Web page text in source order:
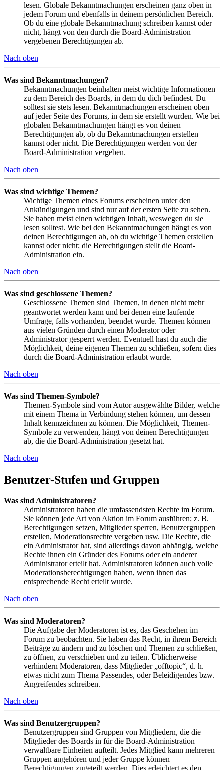
lesen. Globale Bekanntmachungen erscheinen ganz oben in
jedem Forum und ebenfalls in deinem persönlichen Bereich.
Ob du eine globale Bekanntmachung schreiben kannst oder
nicht, hängt von den durch die Board-Administration
vergebenen Berechtigungen ab.
Nach oben
Was sind Bekanntmachungen?
Bekanntmachungen beinhalten meist wichtige Informationen
zu dem Bereich des Boards, in dem du dich befindest. Du
solltest sie stets lesen. Bekanntmachungen erscheinen oben
auf jeder Seite des Forums, in dem sie erstellt wurden. Wie bei
globalen Bekanntmachungen hängt es von deinen
Berechtigungen ab, ob du Bekanntmachungen erstellen
kannst oder nicht. Die Berechtigungen werden von der
Board-Administration vergeben.
Nach oben
Was sind wichtige Themen?
Wichtige Themen eines Forums erscheinen unter den
Ankündigungen und sind nur auf der ersten Seite zu sehen.
Sie haben meist einen wichtigen Inhalt, weswegen du sie
lesen solltest. Wie bei den Bekanntmachungen hängt es von
deinen Berechtigungen ab, ob du wichtige Themen erstellen
kannst oder nicht; die Berechtigungen stellt die Board-
Administration ein.
Nach oben
Was sind geschlossene Themen?
Geschlossene Themen sind Themen, in denen nicht mehr
geantwortet werden kann und bei denen eine laufende
Umfrage, falls vorhanden, beendet wurde. Themen können
aus vielen Gründen durch einen Moderator oder
Administrator gesperrt werden. Eventuell hast du auch die
Möglichkeit, deine eigenen Themen zu schließen, sofern dies
durch die Board-Administration erlaubt wurde.
Nach oben
Was sind Themen-Symbole?
Themen-Symbole sind vom Autor ausgewählte Bilder, welche
mit einem Thema in Verbindung stehen können, um dessen
Inhalt kennzeichnen zu können. Die Möglichkeit, Themen-
Symbole zu verwenden, hängt von deinen Berechtigungen
ab, die die Board-Administration gesetzt hat.
Nach oben
Benutzer-Stufen und Gruppen
Was sind Administratoren?
Administratoren haben die umfassendsten Rechte im Forum.
Sie können jede Art von Aktion im Forum ausführen; z. B.
Berechtigungen setzen, Mitglieder sperren, Benutzergruppen
erstellen, Moderationsrechte vergeben usw. Die Rechte, die
ein Administrator hat, sind allerdings davon abhängig, welche
Rechte ihnen ein Gründer des Forums oder ein anderer
Administrator erteilt hat. Administratoren können auch volle
Moderationsberechtigungen haben, wenn ihnen das
entsprechende Recht erteilt wurde.
Nach oben
Was sind Moderatoren?
Die Aufgabe der Moderatoren ist es, das Geschehen im
Forum zu beobachten. Sie haben das Recht, in ihrem Bereich
Beiträge zu ändern und zu löschen und Themen zu schließen,
zu öffnen, zu verschieben und zu teilen. Üblicherweise
verhindern Moderatoren, dass Mitglieder „offtopic“, d. h.
etwas nicht zum Thema Passendes, oder Beleidigendes bzw.
Angreifendes schreiben.
Nach oben
Was sind Benutzergruppen?
Benutzergruppen sind Gruppen von Mitgliedern, die die
Mitglieder des Boards in für die Board-Administration
verwaltbare Einheiten aufteilt. Jedes Mitglied kann mehreren
Gruppen angehören und jeder Gruppe können